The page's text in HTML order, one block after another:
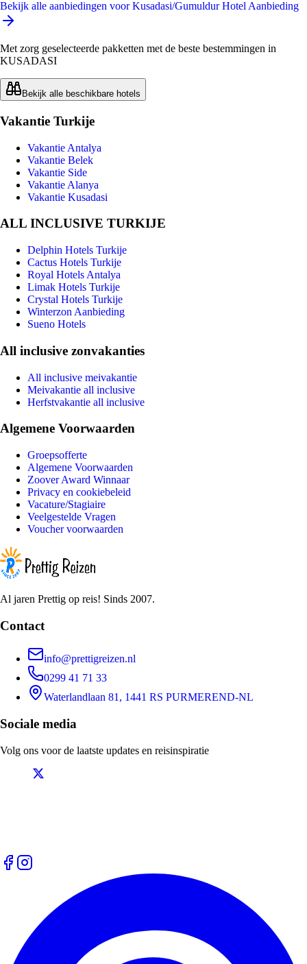
Bekijk alle aanbiedingen voor Kusadasi/Gumuldur Hotel Aanbieding
Met zorg geselecteerde pakketten met de beste bestemmingen in
KUSADASI
Bekijk alle beschikbare hotels
Vakantie Turkije
Vakantie Antalya
Vakantie Belek
Vakantie Side
Vakantie Alanya
Vakantie Kusadasi
ALL INCLUSIVE TURKIJE
Delphin Hotels Turkije
Cactus Hotels Turkije
Royal Hotels Antalya
Limak Hotels Turkije
Crystal Hotels Turkije
Winterzon Aanbieding
Sueno Hotels
All inclusive zonvakanties
All inclusive meivakantie
Meivakantie all inclusive
Herfstvakantie all inclusive
Algemene Voorwaarden
Groepsofferte
Algemene Voorwaarden
Zoover Award Winnaar
Privacy en cookiebeleid
Vacature/Stagiaire
Veelgestelde Vragen
Voucher voorwaarden
Al jaren Prettig op reis! Sinds 2007.
Contact
info@prettigreizen.nl
0299 41 71 33
Waterlandlaan 81, 1441 RS PURMEREND-NL
Sociale media
Volg ons voor de laatste updates en reisinspiratie